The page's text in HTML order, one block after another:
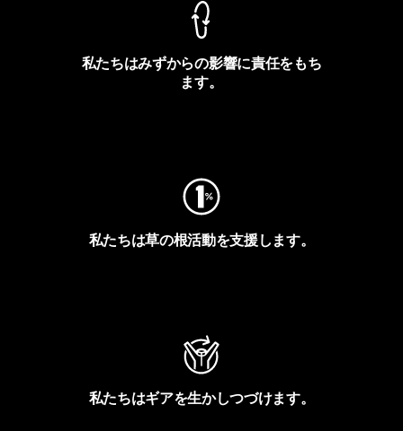
私たちはみずからの影響に責任をもち
ます。
私たちは草の根活動を支援します。
私たちはギアを生かしつづけます。